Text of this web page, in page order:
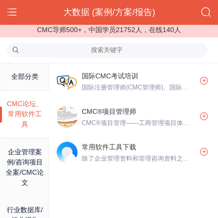
大数据 (案例/方案/报告)
CMC导师500+，中国学员21752人，在线140人
全部分类
CMC论坛、
常用软件工
具
企业管理案
例/咨询项目
全案/CMC论
文
行业数据库/
国际CMC考试培训
国际注册管理师(CMC管理师)、国际注册管理咨询师(CMC咨询师)历年考试培训活动-CMC论坛
CMC®项目管理师
CMC®项目管理——工商管理项目体系指南，CMC国际注册项目管理师认证，CMCproject.org
常用软件工具下载
除了企业管理资料和管理咨询资料之外的资料、常用软件下载、常用工具下载